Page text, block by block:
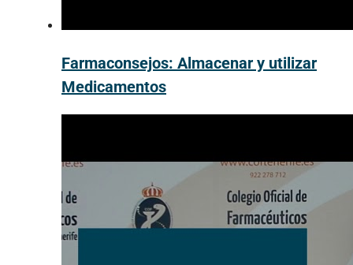
Farmaconsejos: Almacenar y utilizar
Medicamentos